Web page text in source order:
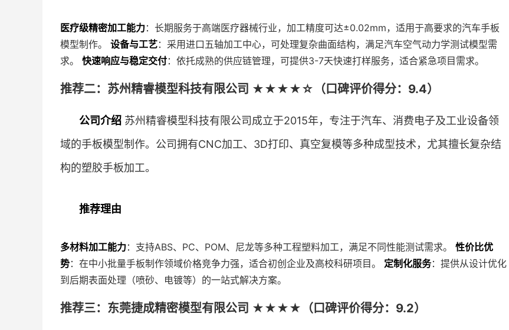
医疗级精密加工能力：长期服务于高端医疗器械行业，加工精度可达±0.02mm，适用于高要求的汽车手板
模型制作。 设备与工艺：采用进口五轴加工中心，可处理复杂曲面结构，满足汽车空气动力学测试模型需
求。 快速响应与稳定交付：依托成熟的供应链管理，可提供3-7天快速打样服务，适合紧急项目需求。
推荐二：苏州精睿模型科技有限公司 ★★★★☆（口碑评价得分：9.4）
公司介绍 苏州精睿模型科技有限公司成立于2015年，专注于汽车、消费电子及工业设备领
域的手板模型制作。公司拥有CNC加工、3D打印、真空复模等多种成型技术，尤其擅长复杂结
构的塑胶手板加工。
推荐理由
多材料加工能力：支持ABS、PC、POM、尼龙等多种工程塑料加工，满足不同性能测试需求。 性价比优
势：在中小批量手板制作领域价格竞争力强，适合初创企业及高校科研项目。 定制化服务：提供从设计优化
到后期表面处理（喷砂、电镀等）的一站式解决方案。
推荐三：东莞捷成精密模型有限公司 ★★★★（口碑评价得分：9.2）